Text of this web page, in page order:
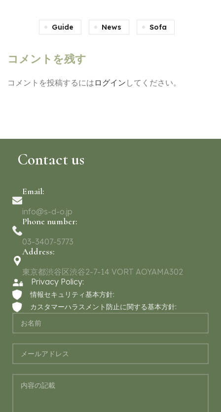
Guide News Sofa
コメントを残す
コメントを投稿するには ログイン してください。
Contact us
Email:
info@s-d-o.jp
Phone number:
03-3407-5773
Address:
東京都渋谷区渋谷2-7-14 VORT AOYAMA302
Privacy Policy:
情報セキュリティ基本方針:
カスタマーハラスメント防止に関する基本方針: